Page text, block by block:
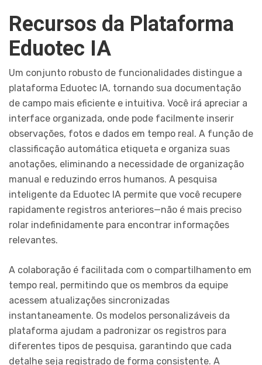
Recursos da Plataforma
Eduotec IA
Um conjunto robusto de funcionalidades distingue a
plataforma Eduotec IA, tornando sua documentação
de campo mais eficiente e intuitiva. Você irá apreciar a
interface organizada, onde pode facilmente inserir
observações, fotos e dados em tempo real. A função de
classificação automática etiqueta e organiza suas
anotações, eliminando a necessidade de organização
manual e reduzindo erros humanos. A pesquisa
inteligente da Eduotec IA permite que você recupere
rapidamente registros anteriores—não é mais preciso
rolar indefinidamente para encontrar informações
relevantes.
A colaboração é facilitada com o compartilhamento em
tempo real, permitindo que os membros da equipe
acessem atualizações sincronizadas
instantaneamente. Os modelos personalizáveis da
plataforma ajudam a padronizar os registros para
diferentes tipos de pesquisa, garantindo que cada
detalhe seja registrado de forma consistente. A